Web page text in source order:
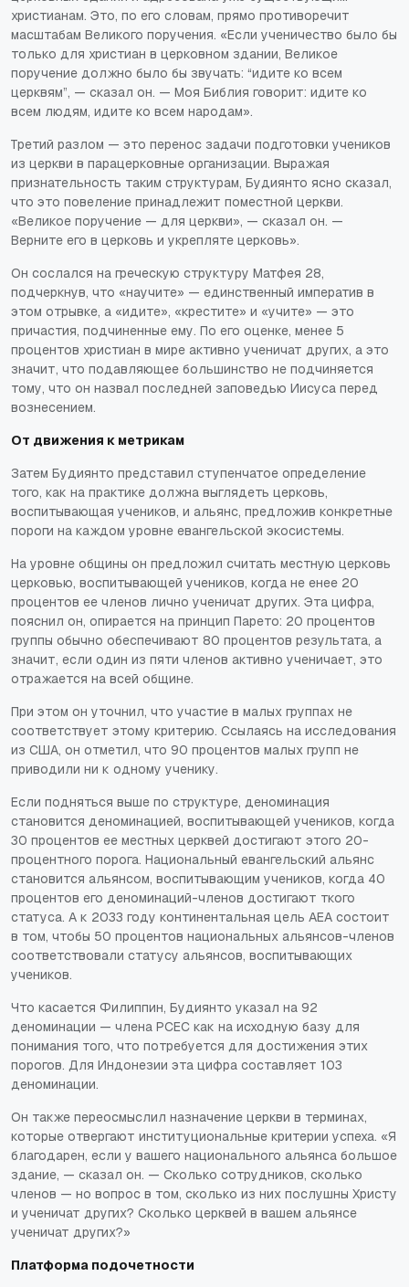
христианам. Это, по его словам, прямо противоречит
масштабам Великого поручения. «Если ученичество было бы
только для христиан в церковном здании, Великое
поручение должно было бы звучать: “идите ко всем
церквям”, — сказал он. — Моя Библия говорит: идите ко
всем людям, идите ко всем народам».
Третий разлом — это перенос задачи подготовки учеников
из церкви в парацерковные организации. Выражая
признательность таким структурам, Будиянто ясно сказал,
что это повеление принадлежит поместной церкви.
«Великое поручение — для церкви», — сказал он. —
Верните его в церковь и укрепляте церковь».
Он сослался на греческую структуру Матфея 28,
подчеркнув, что «научите» — единственный императив в
этом отрывке, а «идите», «крестите» и «учите» — это
причастия, подчиненные ему. По его оценке, менее 5
процентов христиан в мире активно ученичат других, а это
значит, что подавляющее большинство не подчиняется
тому, что он назвал последней заповедью Иисуса перед
вознесением.
От движения к метрикам
Затем Будиянто представил ступенчатое определение
того, как на практике должна выглядеть церковь,
воспитывающая учеников, и альянс, предложив конкретные
пороги на каждом уровне евангельской экосистемы.
На уровне общины он предложил считать местную церковь
церковью, воспитывающей учеников, когда не енее 20
процентов ее членов лично ученичат других. Эта цифра,
пояснил он, опирается на принцип Парето: 20 процентов
группы обычно обеспечивают 80 процентов результата, а
значит, если один из пяти членов активно ученичает, это
отражается на всей общине.
При этом он уточнил, что участие в малых группах не
соответствует этому критерию. Ссылаясь на исследования
из США, он отметил, что 90 процентов малых групп не
приводили ни к одному ученику.
Если подняться выше по структуре, деноминация
становится деноминацией, воспитывающей учеников, когда
30 процентов ее местных церквей достигают этого 20-
процентного порога. Национальный евангельский альянс
становится альянсом, воспитывающим учеников, когда 40
процентов его деноминаций-членов достигают ткого
статуса. А к 2033 году континентальная цель AEA состоит
в том, чтобы 50 процентов национальных альянсов-членов
соответствовали статусу альянсов, воспитывающих
учеников.
Что касается Филиппин, Будиянто указал на 92
деноминации — члена PCEC как на исходную базу для
понимания того, что потребуется для достижения этих
порогов. Для Индонезии эта цифра составляет 103
деноминации.
Он также переосмыслил назначение церкви в терминах,
которые отвергают институциональные критерии успеха. «Я
благодарен, если у вашего национального альянса большое
здание, — сказал он. — Сколько сотрудников, сколько
членов — но вопрос в том, сколько из них послушны Христу
и ученичат других? Сколько церквей в вашем альянсе
ученичат других?»
Платформа подочетности